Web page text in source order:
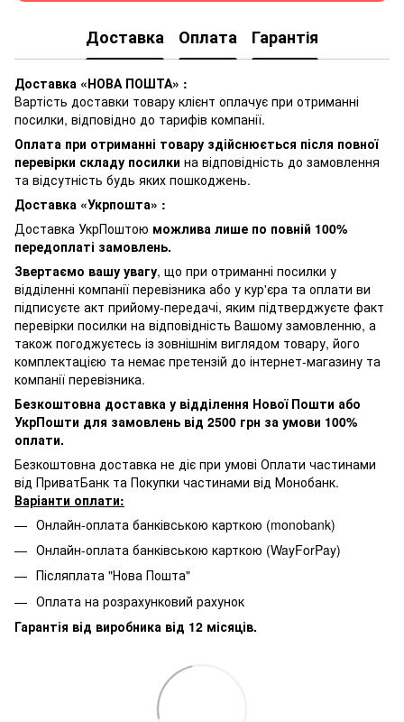
Доставка Оплата Гарантія
Доставка «НОВА ПОШТА» :
Вартість доставки товару клієнт оплачує при отриманні
посилки, відповідно до тарифів компанії.
Оплата при отриманні товару здійснюється після повної
перевірки складу посилки на відповідність до замовлення
та відсутність будь яких пошкоджень.
Доставка «Укрпошта» :
Доставка УкрПоштою можлива лише по повній 100%
передоплаті замовлень.
Звертаємо вашу увагу, що при отриманні посилки у
відділенні компанії перевізника або у кур'єра та оплати ви
підписуєте акт прийому-передачі, яким підтверджуєте факт
перевірки посилки на відповідність Вашому замовленню, а
також погоджуєтесь із зовнішнім виглядом товару, його
комплектацією та немає претензій до інтернет-магазину та
компанії перевізника.
Безкоштовна доставка у відділення Нової Пошти або
УкрПошти для замовлень від 2500 грн за умови 100%
оплати.
Безкоштовна доставка не діє при умові Оплати частинами
від ПриватБанк та Покупки частинами від Монобанк.
Варіанти оплати:
Онлайн-оплата банківською карткою (monobank)
Онлайн-оплата банківською карткою (WayForPay)
Післяплата "Нова Пошта"
Оплата на розрахунковий рахунок
Гарантія від виробника від 12 місяців.